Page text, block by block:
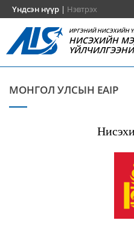
Үндсэн нүүр | Нэвтрэх
ИРГЭНИЙ НИСЭХИЙН
НИСЭХИЙН
МОНГОЛ УЛСЫН EAIP